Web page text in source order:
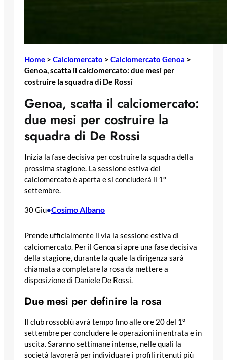
Home > Calciomercato > Calciomercato Genoa >
Genoa, scatta il calciomercato: due mesi per
costruire la squadra di De Rossi
Genoa, scatta il calciomercato:
due mesi per costruire la
squadra di De Rossi
Inizia la fase decisiva per costruire la squadra della
prossima stagione. La sessione estiva del
calciomercato è aperta e si concluderà il 1°
settembre.
30 Giu•Cosimo Albano
Prende ufficialmente il via la sessione estiva di
calciomercato. Per il Genoa si apre una fase decisiva
della stagione, durante la quale la dirigenza sarà
chiamata a completare la rosa da mettere a
disposizione di Daniele De Rossi.
Due mesi per definire la rosa
Il club rossoblù avrà tempo fino alle ore 20 del 1°
settembre per concludere le operazioni in entrata e in
uscita. Saranno settimane intense, nelle quali la
società lavorerà per individuare i profili ritenuti più